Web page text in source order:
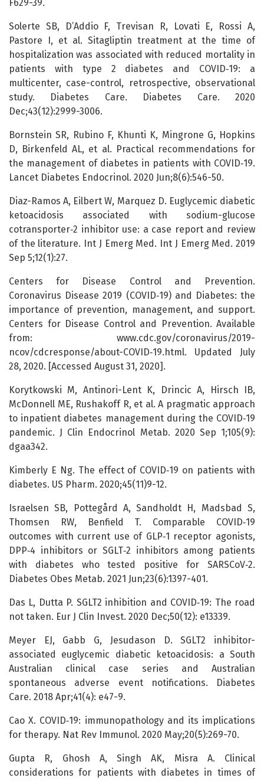
F629-39.
Solerte SB, D’Addio F, Trevisan R, Lovati E, Rossi A,
Pastore I, et al. Sitagliptin treatment at the time of
hospitalization was associated with reduced mortality in
patients with type 2 diabetes and COVID‑19: a
multicenter, case-control, retrospective, observational
study. Diabetes Care. Diabetes Care. 2020
Dec;43(12):2999-3006.
Bornstein SR, Rubino F, Khunti K, Mingrone G, Hopkins
D, Birkenfeld AL, et al. Practical recommendations for
the management of diabetes in patients with COVID‑19.
Lancet Diabetes Endocrinol. 2020 Jun;8(6):546-50.
Diaz-Ramos A, Eilbert W, Marquez D. Euglycemic diabetic
ketoacidosis associated with sodium-glucose
cotransporter‑2 inhibitor use: a case report and review
of the literature. Int J Emerg Med. Int J Emerg Med. 2019
Sep 5;12(1):27.
Centers for Disease Control and Prevention.
Coronavirus Disease 2019 (COVID‑19) and Diabetes: the
importance of prevention, management, and support.
Centers for Disease Control and Prevention. Available
from: www.cdc.gov/coronavirus/2019-
ncov/cdcresponse/about-COVID‑19.html. Updated July
28, 2020. [Accessed August 31, 2020].
Korytkowski M, Antinori-Lent K, Drincic A, Hirsch IB,
McDonnell ME, Rushakoff R, et al. A pragmatic approach
to inpatient diabetes management during the COVID‑19
pandemic. J Clin Endocrinol Metab. 2020 Sep 1;105(9):
dgaa342.
Kimberly E Ng. The effect of COVID‑19 on patients with
diabetes. US Pharm. 2020;45(11)9-12.
Israelsen SB, Pottegård A, Sandholdt H, Madsbad S,
Thomsen RW, Benfield T. Comparable COVID‑19
outcomes with current use of GLP‑1 receptor agonists,
DPP‑4 inhibitors or SGLT‑2 inhibitors among patients
with diabetes who tested positive for SARSCoV‑2.
Diabetes Obes Metab. 2021 Jun;23(6):1397-401.
Das L, Dutta P. SGLT2 inhibition and COVID‑19: The road
not taken. Eur J Clin Invest. 2020 Dec;50(12): e13339.
Meyer EJ, Gabb G, Jesudason D. SGLT2 inhibitor-
associated euglycemic diabetic ketoacidosis: a South
Australian clinical case series and Australian
spontaneous adverse event notifications. Diabetes
Care. 2018 Apr;41(4): e47-9.
Cao X. COVID‑19: immunopathology and its implications
for therapy. Nat Rev Immunol. 2020 May;20(5):269-70.
Gupta R, Ghosh A, Singh AK, Misra A. Clinical
considerations for patients with diabetes in times of